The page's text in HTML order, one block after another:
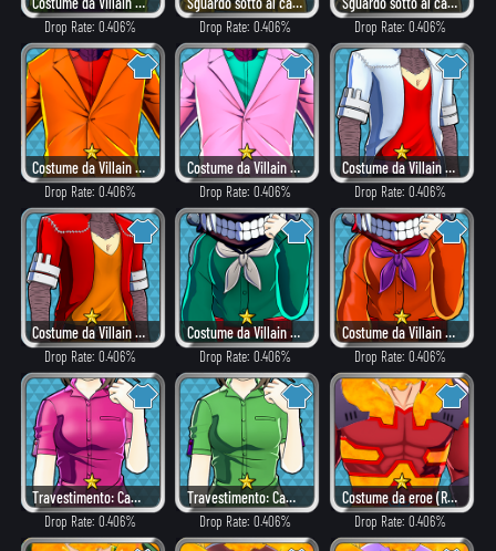
Drop Rate: 0.406% Drop Rate: 0.406% Drop Rate: 0.406%
Costume da Villain (Rovente)
Drop Rate: 0.406%
Costume da Villain (Elegante)
Drop Rate: 0.406%
Costume da Villain (Eroe)
Drop Rate: 0.406%
Costume da Villain (Rovente)
Drop Rate: 0.406%
Costume da Villain (Eroe)
Drop Rate: 0.406%
Costume da Villain (Rovente)
Drop Rate: 0.406%
Travestimento: Camie (Elegante)
Drop Rate: 0.406%
Travestimento: Camie (Pericoloso)
Drop Rate: 0.406%
Costume da eroe (Rovente)
Drop Rate: 0.406%